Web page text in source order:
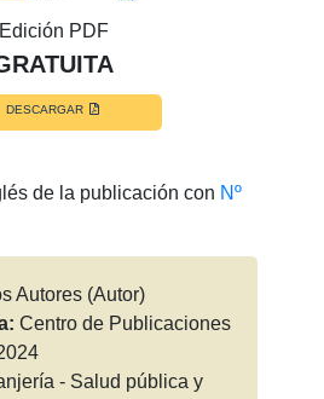
Edición PDF
DESCARGAR
de la publicación con Nº
Autores (Autor)
Centro de Publicaciones
- Salud pública y